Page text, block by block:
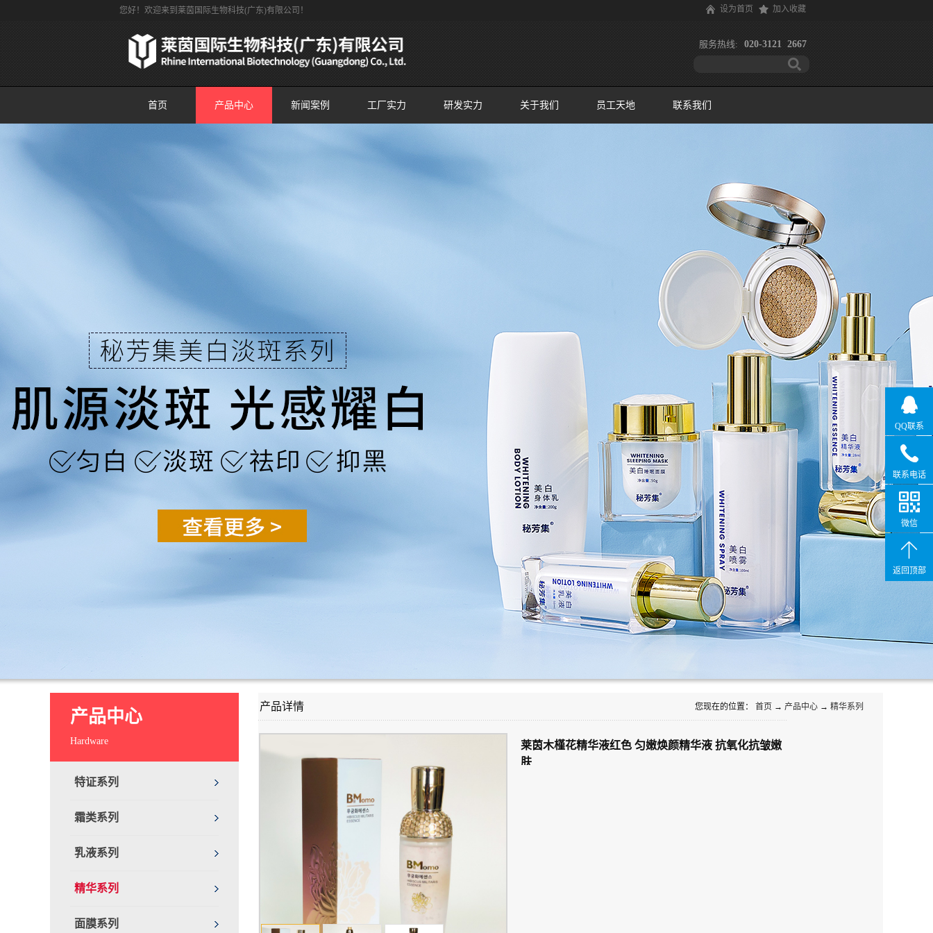
您好！欢迎来到莱茵国际生物科技(广东)有限公司！ 设为首页 加入收藏
服务热线: 020-3121 2667
首页 产品中心 新闻案例 工厂实力 研发实力 关于我们 员工天地 联系我们
产品中心
Hardware
特证系列
霜类系列
乳液系列
精华系列
面膜系列
产品详情 您现在的位置： 首页 → 产品中心 → 精华系列
莱茵木槿花精华液红色 匀嫩焕颜精华液 抗氧化抗皱嫩
肤
QQ联系
联系电话
微信
返回顶部